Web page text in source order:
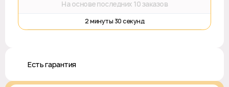
На основе последних 10 заказов
2 минуты 30 секунд
♻️ Есть гарантия